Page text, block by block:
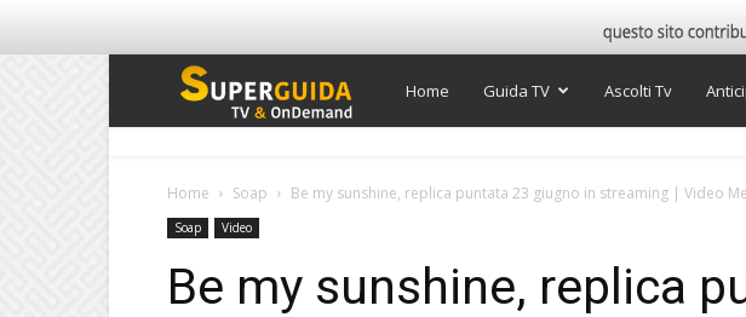
Super
Home Guida TV Ascolti Tv
Home Soap Be my sunshine, replica puntata 23 giugno in streaming | Video
Soap Video
Be my sunshine, replica